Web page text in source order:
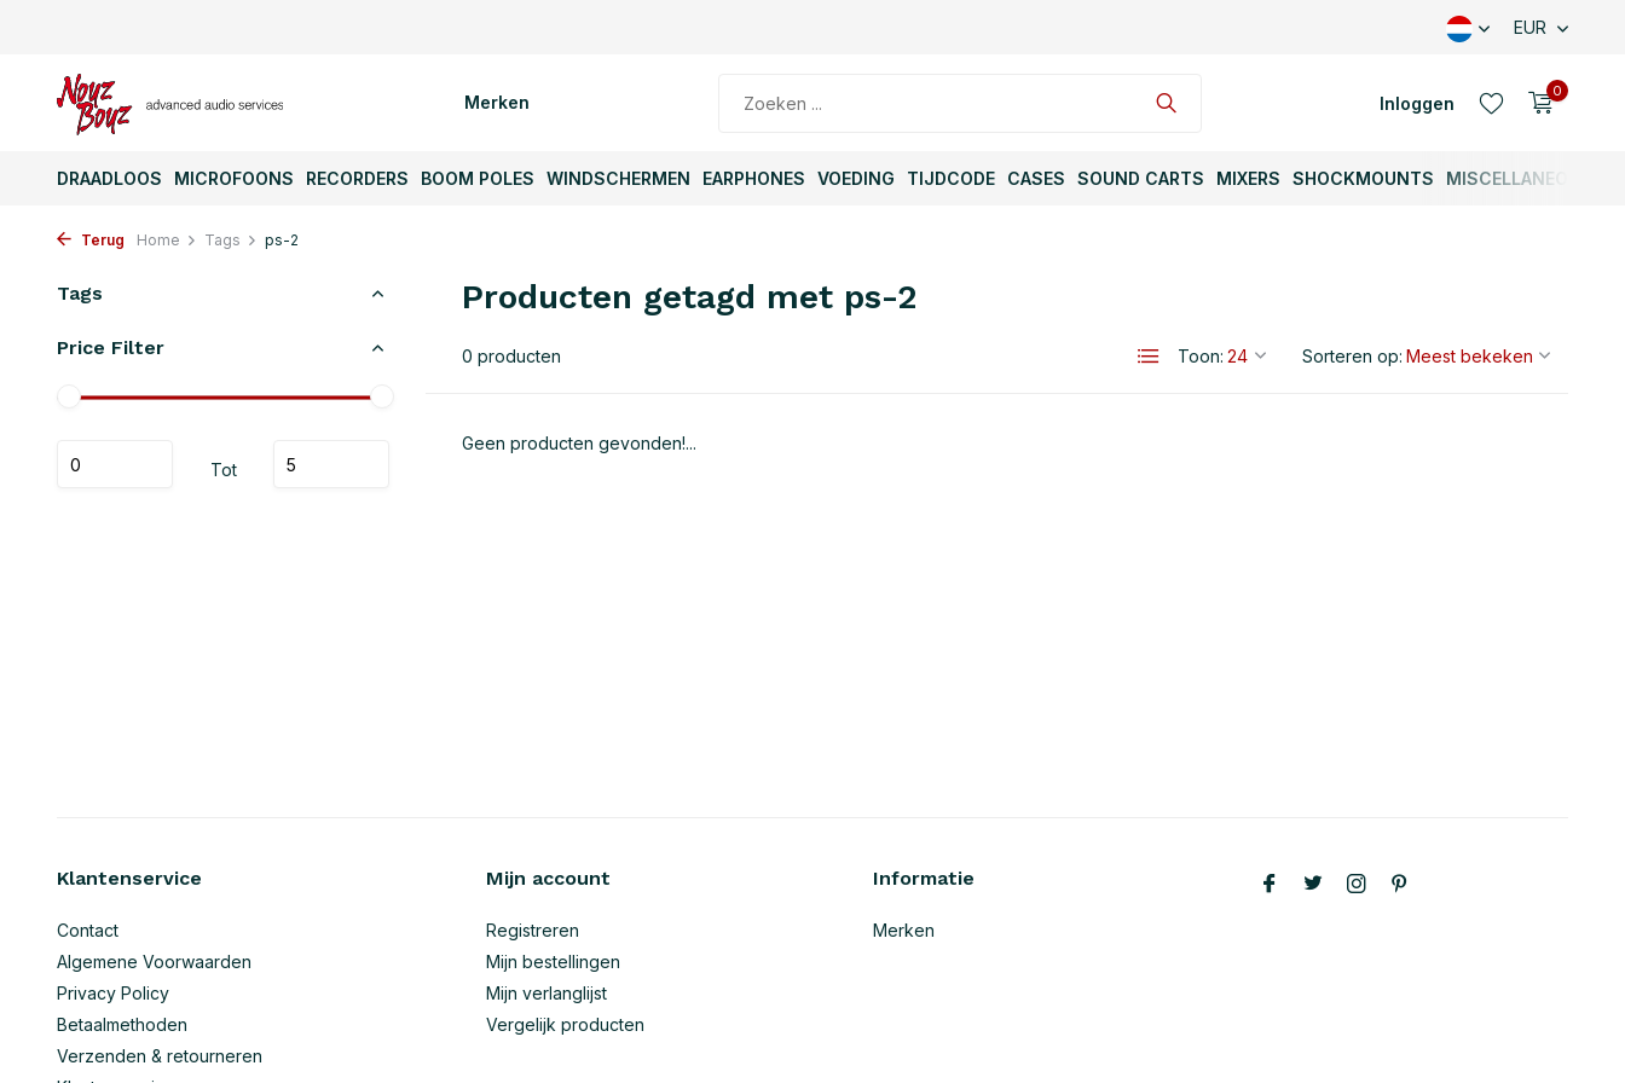
EUR
Merken Inloggen
0
DRAADLOOS MICROFOONS RECORDERS BOOM POLES WINDSCHERMEN EARPHONES VOEDING TIJDCODE CASES SOUND CARTS MIXERS SHOCKMOUNTS MISCELLANEOUS
Terug Home Tags ps-2
Tags
Price Filter
Tot
Producten getagd met ps-2
0 producten Toon: Sorteren op:
Geen producten gevonden!...
Klantenservice
Contact
Algemene Voorwaarden
Privacy Policy
Betaalmethoden
Verzenden & retourneren
Mijn account
Registreren
Mijn bestellingen
Mijn verlanglijst
Vergelijk producten
Informatie
Merken